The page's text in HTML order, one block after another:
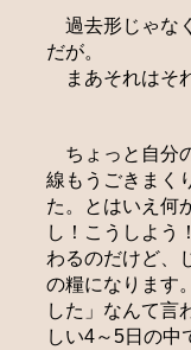
過去形じゃな
だが。
まあそれはそ
ちょっと自分
線もうごきまく
た。とはいえ何
し！こうしよう
わるのだけど、
の糧になります
した」なんて言
しい4～5日の中